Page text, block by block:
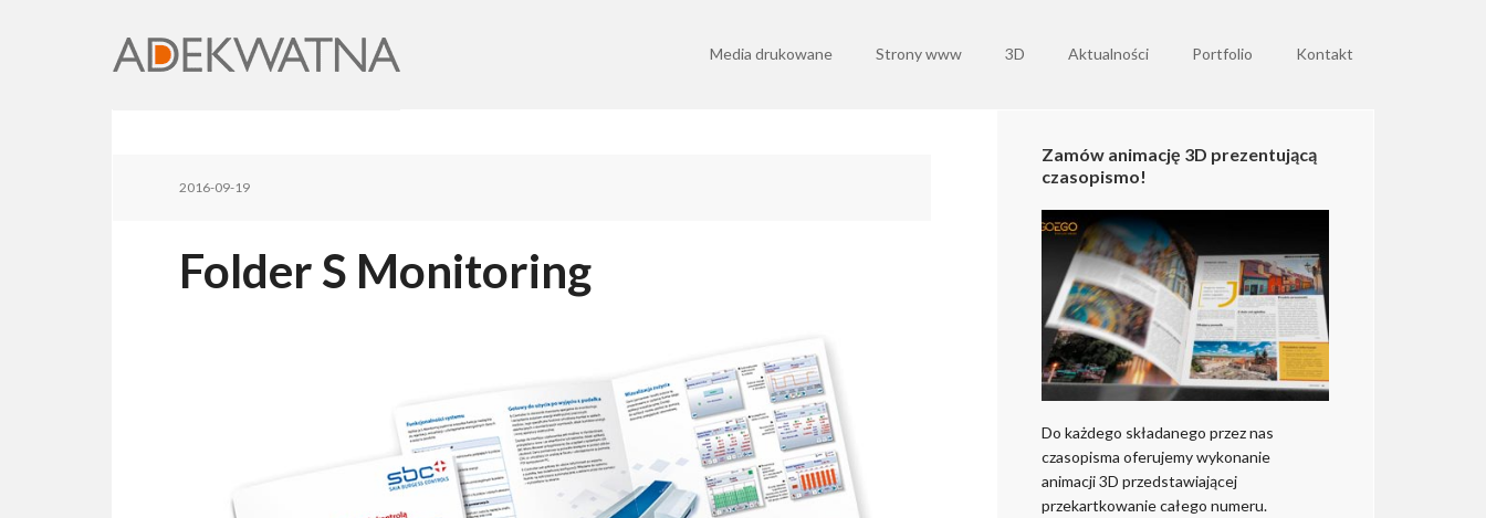
Media drukowane Strony www 3D Aktualności Portfolio Kontakt
2016-09-19
Folder S Monitoring
Zamów animację 3D prezentującą
czasopismo!
Do każdego składanego przez nas
czasopisma oferujemy wykonanie
animacji 3D przedstawiającej
przekartkowanie całego numeru.